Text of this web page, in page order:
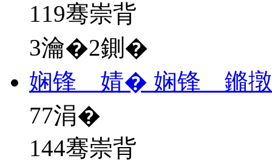
119骞崇背
3瀹�2鍘�
娴锋 婧� 娴锋 鏅
77涓�
144骞崇背